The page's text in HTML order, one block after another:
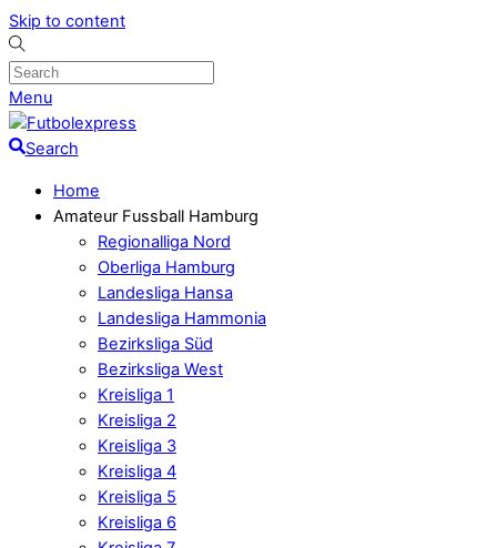
Skip to content
Menu
Search
Home
Amateur Fussball Hamburg
Regionalliga Nord
Oberliga Hamburg
Landesliga Hansa
Landesliga Hammonia
Bezirksliga Süd
Bezirksliga West
Kreisliga 1
Kreisliga 2
Kreisliga 3
Kreisliga 4
Kreisliga 5
Kreisliga 6